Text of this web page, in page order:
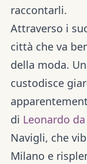
raccontarli.
Attraverso i
città che va
della moda.
custodisce
di Leonardo
Navigli, che
Milano e